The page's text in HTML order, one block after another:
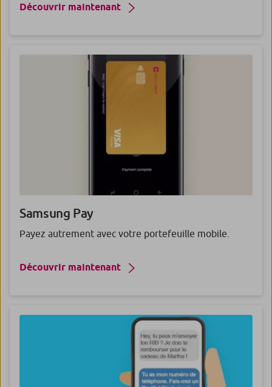
Découvrir maintenant
Samsung Pay
Payez autrement avec votre portefeuille mobile.
Découvrir maintenant